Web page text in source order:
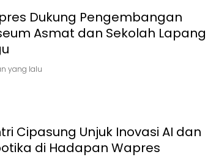
Dukung Pengembangan
Asmat dan Sekolah Lapang
yang lalu
Cipasung Unjuk Inovasi AI dan
di Hadapan Wapres